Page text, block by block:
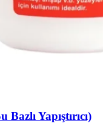
Yapıştırıcı)